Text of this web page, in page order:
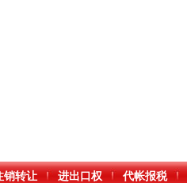
销转让 进出口权 代帐报税